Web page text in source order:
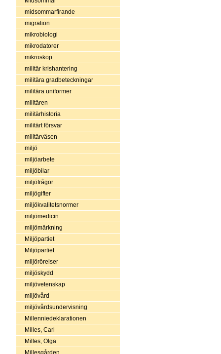
midsommarfirande
migration
mikrobiologi
mikrodatorer
mikroskop
militär krishantering
militära gradbeteckningar
militära uniformer
militären
militärhistoria
militärt försvar
militärväsen
miljö
miljöarbete
miljöbilar
miljöfrågor
miljögifter
miljökvalitetsnormer
miljömedicin
miljömärkning
Miljöpartiet
Miljöpartiet
miljörörelser
miljöskydd
miljövetenskap
miljövård
miljövårdsundervisning
Millenniedeklarationen
Milles, Carl
Milles, Olga
Millesgården